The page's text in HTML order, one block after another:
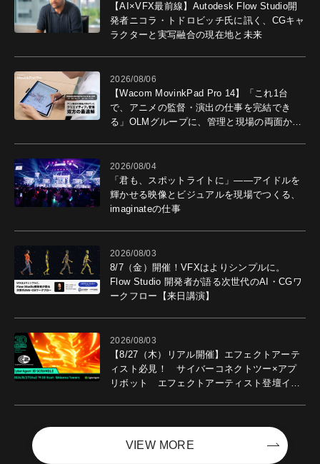
【AI×VFX最前線】Autodesk Flow Studio開
発者ニコラ・トドロビッチ氏に訊く、CGキャ
ラクターと実写融合の現在地と未来
2026/08/06
【Wacom MovinkPad Pro 14】「これ1台
で、アニメの監督・演出の仕事を完結でき
る」OLMグループに、管理と現場の両面から
2026/08/04
「君も、スポットライトに」――アイドルを
輝かせる映像とビジュアルを現場でつくる、
imaginateの仕事
2026/08/03
8/7（金）開催！VFXはよりシンプルに。
Flow Studio 開発者が語る次世代のAI・CGワ
ークフロー【来日講演】
2026/08/03
【8/27（木）リアル開催】エフェクトアーテ
ィスト必見！ サイバーコネクトツー×アプ
リボット エフェクトアーティスト登壇イベ
VIEW MORE